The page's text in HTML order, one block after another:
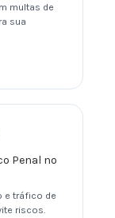
multas de
sua
Penal no
e tráfico de
riscos.